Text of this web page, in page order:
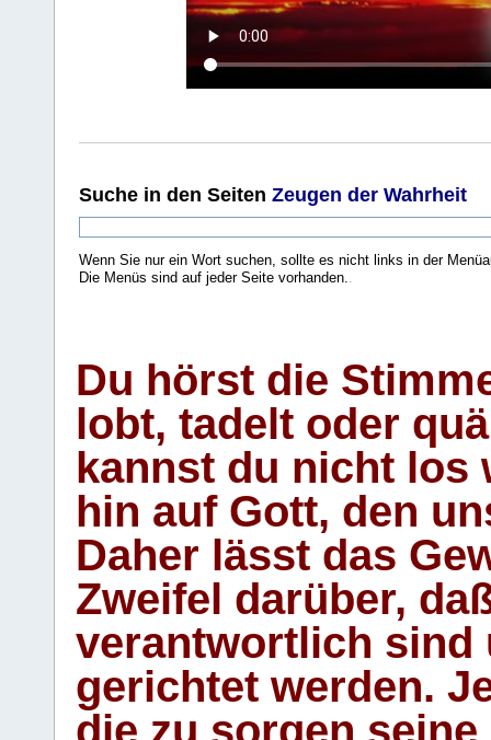
Suche in den Seiten Zeugen der Wahrheit
Wenn Sie nur ein Wort suchen, sollte es nicht links in der
Die Menüs sind auf jeder Seite vorhanden..
Du hörst die
lobt, tadelt oder
kannst du nicht los
hin auf Gott, den
Daher lässt das
Zweifel darüber,
verantwortlich sind
gerichtet werden.